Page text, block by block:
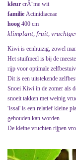
kleur crÃ¨me wit
familie Actinidiaceae
hoog 400 cm
klimplant, fruit,
Kiwi is eenhuizig, zowel
Het stuifmeel is bij de
rijp voor optimale
Dit is een uitstekende
Snoei Kiwi in de zomer als
snoeit takken met weinig
'Issai' is een relatief kleine
gehouden kan worden.
De kleine vruchten rijpen